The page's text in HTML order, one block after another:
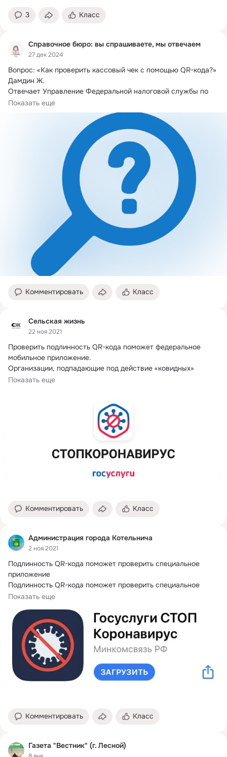
3 Класс
Справочное бюро: вы спрашиваете, мы отвечаем
27 дек 2024
Вопрос: «Как проверить кассовый чек с помощью QR-кода?»
Дамдин Ж.
Отвечает Управление Федеральной налоговой службы по
Республике Бурятия:
Показать еще
Комментировать Класс
Сельская жизнь
22 ноя 2021
Проверить подлинность QR-кода поможет федеральное
мобильное приложение.
Организации, подпадающие под действие «ковидных»
ограничений,...
Показать еще
Комментировать Класс
Администрация города Котельнича
2 ноя 2021
Подлинность QR-кода поможет проверить специальное
приложение
Подлинность QR-кода поможет проверить специальное
приложение⁣Для проверки...
Показать еще
Комментировать Класс
Газета "Вестник" (г. Лесной)